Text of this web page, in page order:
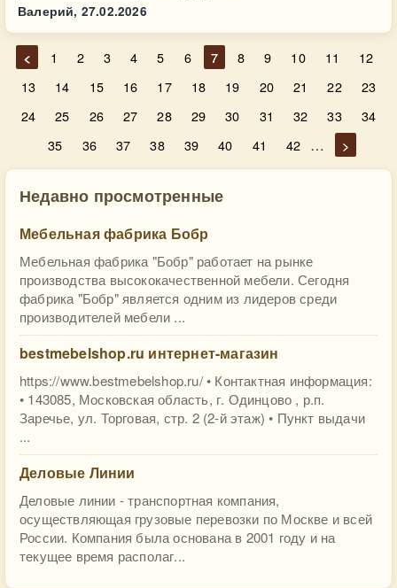
Валерий, 27.02.2026
< 1 2 3 4 5 6 7 8 9 10 11
12
13
14 15 16 17 18 19 20 21 22
23
24
25 26 27 28 29 30 31 32 33
34
35
36 37 38 39 40 41 42 … >
Недавно просмотренные
Мебельная фабрика Бобр
Мебельная фабрика "Бобр" работает на рынке
производства высококачественной мебели. Сегодня
фабрика "Бобр" является одним из лидеров среди
производителей мебели ...
bestmebelshop.ru интернет-магазин
https://www.bestmebelshop.ru/ • Контактная информация:
• 143085, Московская область, г. Одинцово , р.п.
Заречье, ул. Торговая, стр. 2 (2-й этаж) • Пункт выдачи
...
Деловые Линии
Деловые линии - транспортная компания,
осуществляющая грузовые перевозки по Москве и всей
России. Компания была основана в 2001 году и на
текущее время располаг...